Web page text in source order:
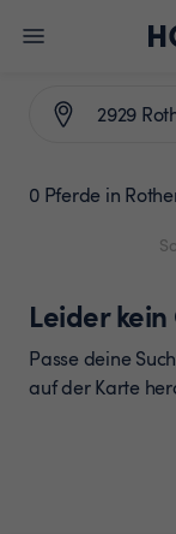
0 Pferde in
Leider kein
Passe deine
auf der Karte